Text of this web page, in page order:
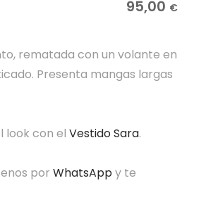
95,00 €
rematada con un volante en
Presenta mangas largas
look con elVestido Sara.
porWhatsAppy te